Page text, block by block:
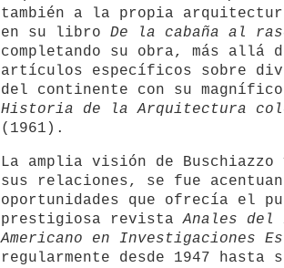
también a la propia
en su libro De la cabaña al
completando su obra, más allá
artículos específicos sobre
del continente con su
Historia de la Arquitectura
(1961).
La amplia visión de
sus relaciones, se fue
oportunidades que ofrecía el
prestigiosa revistaAnales
Americano en Investigaciones
regularmente desde 1947 hasta